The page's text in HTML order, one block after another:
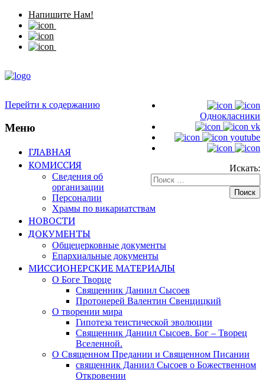
Напишите Нам!
Однокласники
vk
youtube
Искать:
Перейти к содержанию
Меню
ГЛАВНАЯ
КОМИССИЯ
Сведения об
организации
Персоналии
Храмы по викариатствам
НОВОСТИ
ДОКУМЕНТЫ
Общецерковные документы
Епархиальные документы
МИССИОНЕРСКИЕ МАТЕРИАЛЫ
О Боге Творце
Священник Даниил Сысоев
Протоиерей Валентин Свенцицкий
О творении мира
Гипотеза теистической эволюции
Священник Даниил Сысоев. Бог – Творец
Вселенной.
О Священном Предании и Священном Писании
священник Даниил Сысоев о Божественном
Откровении